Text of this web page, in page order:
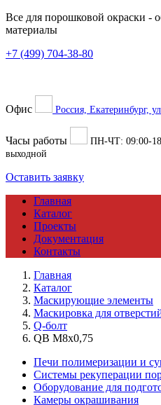
Все для порошковой окраски -
материалы
+7 (499) 704-38-80
Офис Россия, Екатеринбург,
Часы работы ПН-ЧТ: 09:00-
выходной
Оставить заявку
Главная
Каталог
Проекты
Документация
Контакты
Главная
Каталог
Маскирующие элементы
Маскировка для
Q-болт
QB M8х0,75
Печи полимеризации и
Системы рекуперации
Оборудование для
Камеры окрашивания